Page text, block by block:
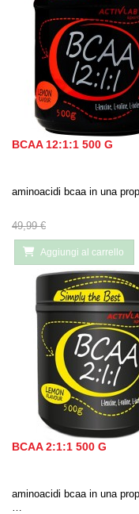
BCAA 12:1:1 500 G
aminoacidi bcaa in una
49,99 €
Aggiungi al carrello
BCAA 2:1:1 500 G
aminoacidi bcaa in una
…